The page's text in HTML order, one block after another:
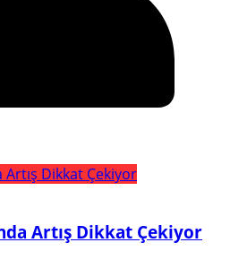
Artış Dikkat Çekiyor